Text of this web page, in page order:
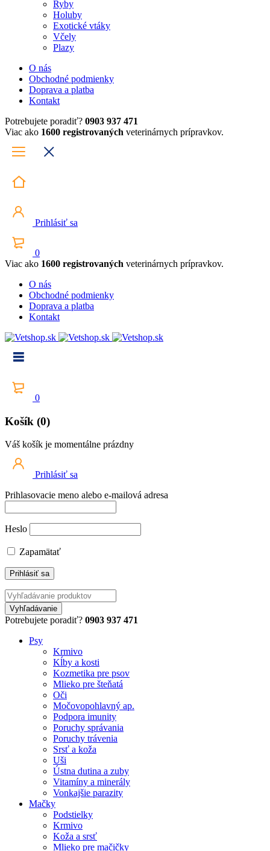
Ryby
Holuby
Exotické vtáky
Včely
Plazy
O nás
Obchodné podmienky
Doprava a platba
Kontakt
Potrebujete poradiť? 0903 937 471
Viac ako 1600 registrovaných veterinárnych prípravkov.
Prihlásiť sa
0
Viac ako 1600 registrovaných veterinárnych prípravkov.
O nás
Obchodné podmienky
Doprava a platba
Kontakt
0
Košík (0)
Váš košík je momentálne prázdny
Prihlásiť sa
Prihlasovacie meno alebo e-mailová adresa
Heslo
Zapamätať
Potrebujete poradiť? 0903 937 471
Psy
Krmivo
Kĺby a kosti
Kozmetika pre psov
Mlieko pre šteňatá
Oči
Močovopohlavný ap.
Podpora imunity
Poruchy správania
Poruchy trávenia
Srsť a koža
Uši
Ústna dutina a zuby
Vitamíny a minerály
Vonkajšie parazity
Mačky
Podstielky
Krmivo
Koža a srsť
Mlieko pre mačičky